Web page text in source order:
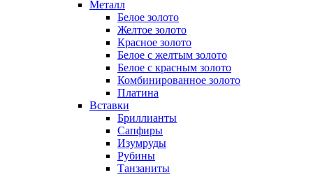
Металл
Белое золото
Желтое золото
Красное золото
Белое с желтым золото
Белое с красным золото
Комбинированное золото
Платина
Вставки
Бриллианты
Сапфиры
Изумруды
Рубины
Танзаниты